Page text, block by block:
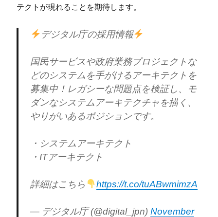
テクトが現れることを期待します。
デジタル庁の採用情報
国民サービスや政府業務プロジェクトな
どのシステムを手がけるアーキテクトを
募集中！レガシーな問題点を検証し、モ
ダンなシステムアーキテクチャを描く、
やりがいあるポジションです。
・システムアーキテクト
・ITアーキテクト
詳細はこちら https://t.co/tuABwmimzA
— デジタル庁 (@digital_jpn)November